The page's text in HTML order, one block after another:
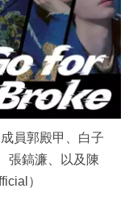
員郭殿甲、白子
張鎬濂、以及陳
）